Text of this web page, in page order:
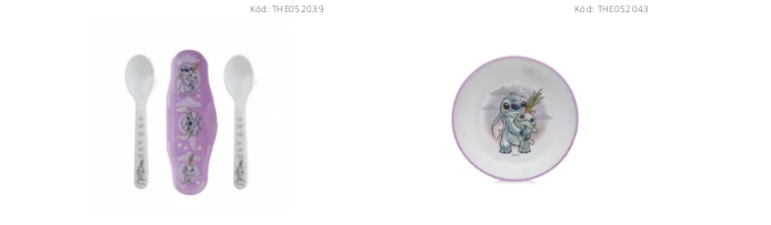
Kód:THE052039 Kód: THE052043